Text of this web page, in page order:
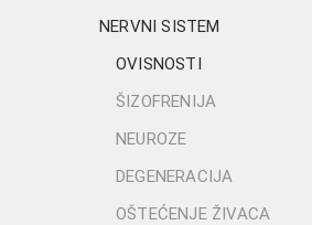
NERVNI SISTEM
OVISNOSTI
ŠIZOFRENIJA
NEUROZE
DEGENERACIJA
OŠTEĆENJE ŽIVACA